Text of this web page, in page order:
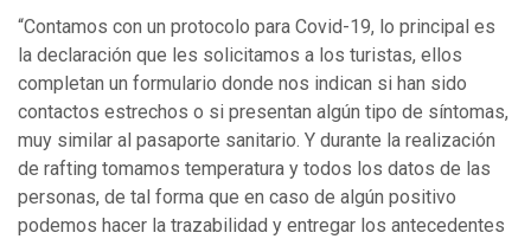
“Contamos con un protocolo para Covid-19, lo principal es
la declaración que les solicitamos a los turistas, ellos
completan un formulario donde nos indican si han sido
contactos estrechos o si presentan algún tipo de síntomas,
muy similar al pasaporte sanitario. Y durante la realización
de rafting tomamos temperatura y todos los datos de las
personas, de tal forma que en caso de algún positivo
podemos hacer la trazabilidad y entregar los antecedentes